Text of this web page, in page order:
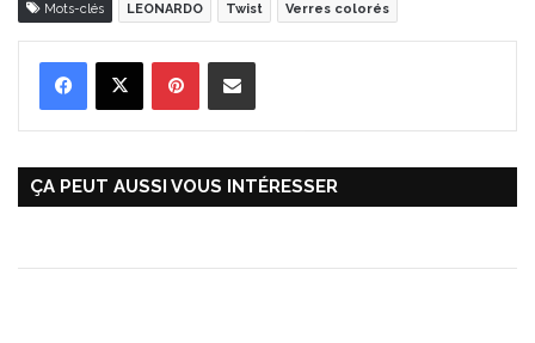
Mots-clés LEONARDO Twist Verres colorés
ÇA PEUT AUSSI VOUS INTÉRESSER